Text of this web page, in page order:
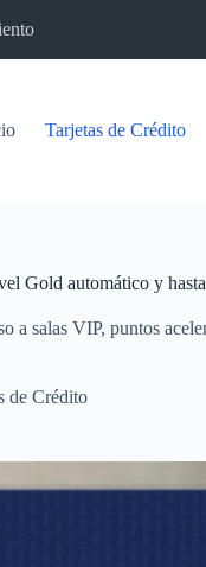
Tarjetas de Crédito
Gold automático y
a salas VIP, puntos
de Crédito